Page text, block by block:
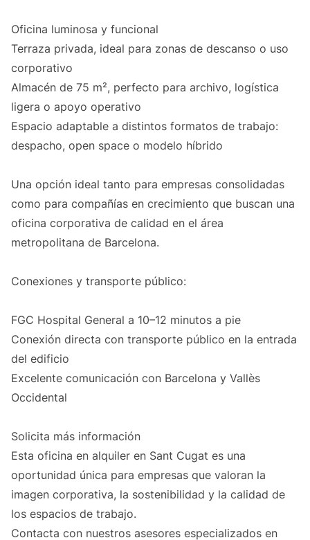
Oficina luminosa y funcional
Terraza privada, ideal para zonas de descanso o uso
corporativo
Almacén de 75 m², perfecto para archivo, logística
ligera o apoyo operativo
Espacio adaptable a distintos formatos de trabajo:
despacho, open space o modelo híbrido
Una opción ideal tanto para empresas consolidadas
como para compañías en crecimiento que buscan una
oficina corporativa de calidad en el área
metropolitana de Barcelona.
Conexiones y transporte público:
FGC Hospital General a 10–12 minutos a pie
Conexión directa con transporte público en la entrada
del edificio
Excelente comunicación con Barcelona y Vallès
Occidental
Solicita más información
Esta oficina en alquiler en Sant Cugat es una
oportunidad única para empresas que valoran la
imagen corporativa, la sostenibilidad y la calidad de
los espacios de trabajo.
Contacta con nuestros asesores especializados en